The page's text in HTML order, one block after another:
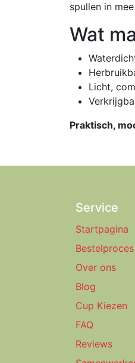
spullen in
Wat
Licht,
Praktisch,
Service
Startpagina
Bestelproces
Over ons
Blog
Cup Kiezen
FAQ
Reviews